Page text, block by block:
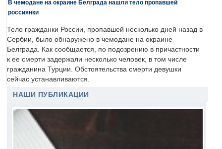
В чемодане на окраине Белграда нашли тело пропавшей
россиянки
Тело гражданки России, пропавшей несколько дней назад в
Сербии, было обнаружено в чемодане на окраине
Белграда. Как сообщается, по подозрению в причастности
к ее смерти задержали несколько человек, в том числе
гражданина Турции. Обстоятельства смерти девушки
сейчас устанавливаются.
НАШИ ПУБЛИКАЦИИ